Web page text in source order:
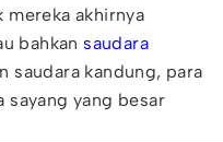
mereka akhirnya
bahkan saudara
saudara kandung, para
sayang yang besar